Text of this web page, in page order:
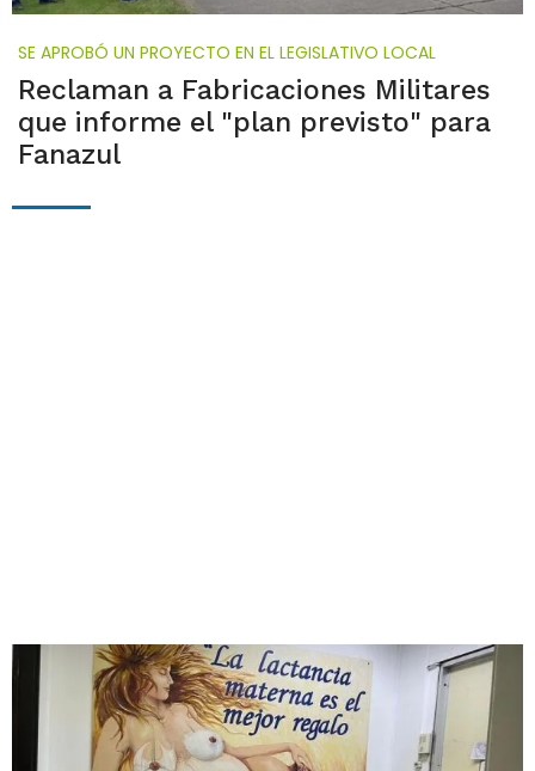
SE APROBÓ UN PROYECTO EN EL LEGISLATIVO LOCAL
Reclaman a Fabricaciones Militares
que informe el "plan previsto" para
Fanazul